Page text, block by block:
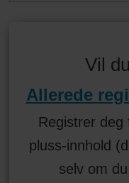
Vil
Allerede
Registrer
pluss-innhold
selv om